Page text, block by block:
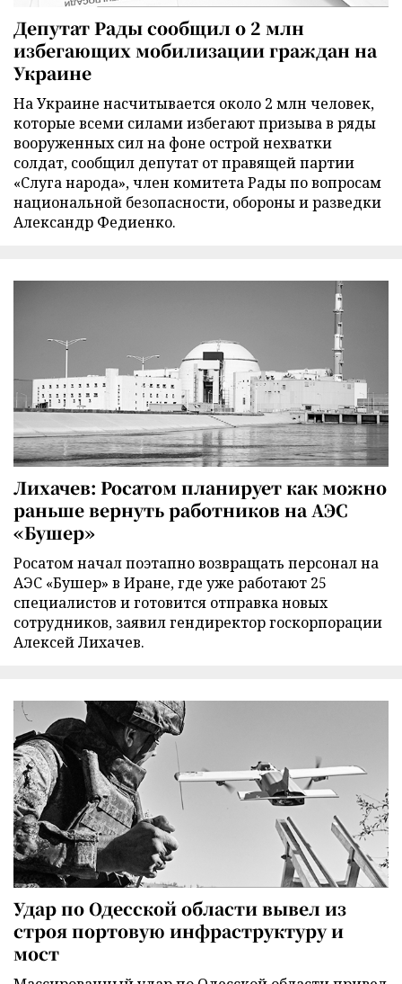
Депутат Рады сообщил о 2 млн
избегающих мобилизации граждан на
Украине
На Украине насчитывается около 2 млн человек,
которые всеми силами избегают призыва в ряды
вооруженных сил на фоне острой нехватки
солдат, сообщил депутат от правящей партии
«Слуга народа», член комитета Рады по вопросам
национальной безопасности, обороны и разведки
Александр Федиенко.
Лихачев: Росатом планирует как можно
раньше вернуть работников на АЭС
«Бушер»
Росатом начал поэтапно возвращать персонал на
АЭС «Бушер» в Иране, где уже работают 25
специалистов и готовится отправка новых
сотрудников, заявил гендиректор госкорпорации
Алексей Лихачев.
Удар по Одесской области вывел из
строя портовую инфраструктуру и
мост